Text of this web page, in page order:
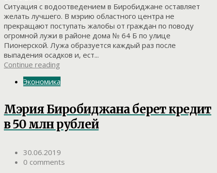
Ситуация с водоотведением в Биробиджане оставляет
желать лучшего. В мэрию областного центра не
прекращают поступать жалобы от граждан по поводу
огромной лужи в районе дома № 64 Б по улице
Пионерской. Лужа образуется каждый раз после
выпадения осадков и, ест...
Continue reading
Экономика
Мэрия Биробиджана берет кредит
в 50 млн рублей
30.06.2019
0 comments